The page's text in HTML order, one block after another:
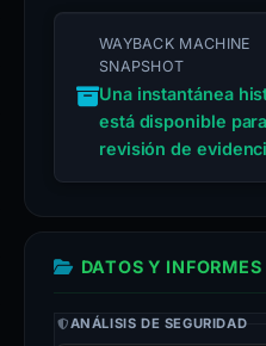
WAYBACK MACHINE
SNAPSHOT
Una instantánea
está disponible para
revisión de
DATOS Y
ANÁLISIS DE SEGURIDAD